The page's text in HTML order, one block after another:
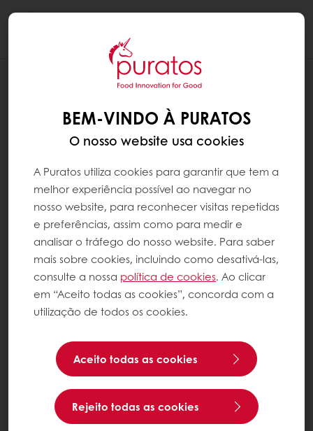
RECEITAS
ROSCA RÚSTICA
BEM-VINDO À PURATOS
O nosso website usa cookies
A Puratos utiliza cookies para garantir que tem a
melhor experiência possível ao navegar no
nosso website, para reconhecer visitas repetidas
e preferências, assim como para medir e
analisar o tráfego do nosso website. Para saber
mais sobre cookies, incluindo como desativá-las,
consulte a nossa política de cookies. Ao clicar
em “Aceito todas as cookies”, concorda com a
utilização de todos os cookies.
Aceito todas as cookies
Rejeito todas as cookies